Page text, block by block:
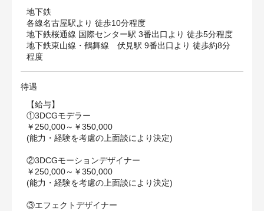
地下鉄
各線名古屋駅より 徒歩10分程度
地下鉄桜通線 国際センター駅 3番出口より 徒歩5分程度
地下鉄東山線・鶴舞線 伏見駅 9番出口より 徒歩約8分
程度
待遇
【給与】
①3DCGモデラー
￥250,000～￥350,000
(能力・経験を考慮の上面談により決定)
②3DCGモーションデザイナー
￥250,000～￥350,000
(能力・経験を考慮の上面談により決定)
③エフェクトデザイナー